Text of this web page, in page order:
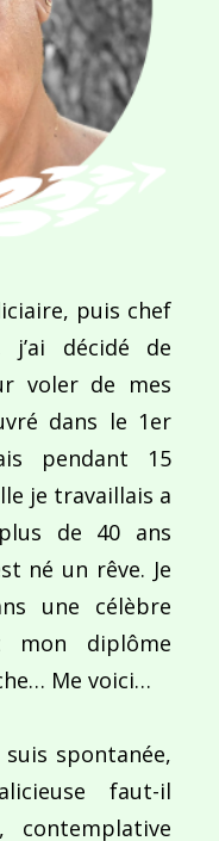
puis chef
j’ai décidé de
voler de mes
dans le 1er
pendant 15
je travaillais a
de 40 ans
né un rêve. Je
une célèbre
mon diplôme
Me voici…
spontanée,
faut-il
contemplative